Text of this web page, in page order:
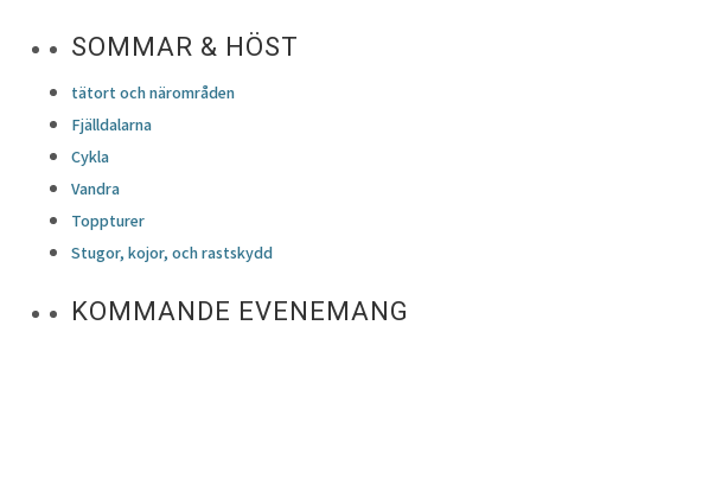
SOMMAR & HÖST
tätort och närområden
Fjälldalarna
Cykla
Vandra
Toppturer
Stugor, kojor, och rastskydd
KOMMANDE EVENEMANG